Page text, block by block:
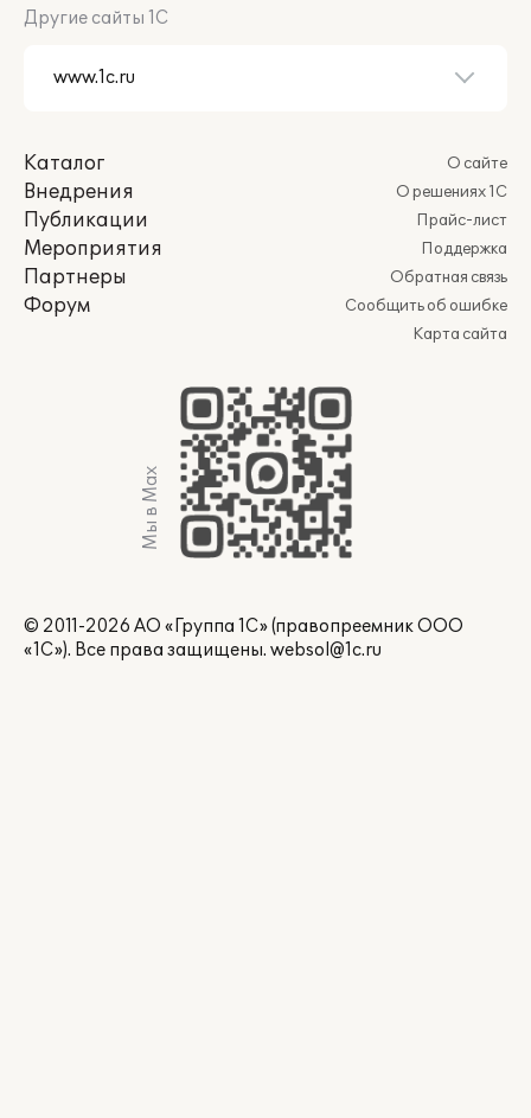
Другие сайты 1С
Каталог
Внедрения
Публикации
Мероприятия
Партнеры
Форум
О сайте
О решениях 1С
Прайс-лист
Поддержка
Обратная связь
Сообщить об ошибке
Карта сайта
Мы в Max
© 2011-2026 АО «Группа 1С» (правопреемник ООО
«1С»). Все права защищены. websol@1c.ru